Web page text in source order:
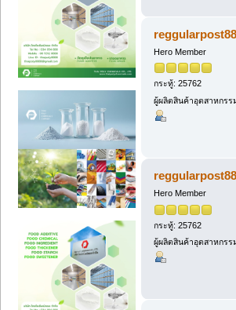
reggularpost88
Hero Member
กระทู้: 25762
ผู้ผลิตสินค้าอุตสาหกรร
reggularpost88
Hero Member
กระทู้: 25762
ผู้ผลิตสินค้าอุตสาหกรร